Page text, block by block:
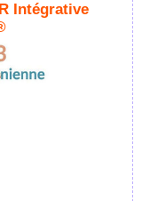
Intégrative